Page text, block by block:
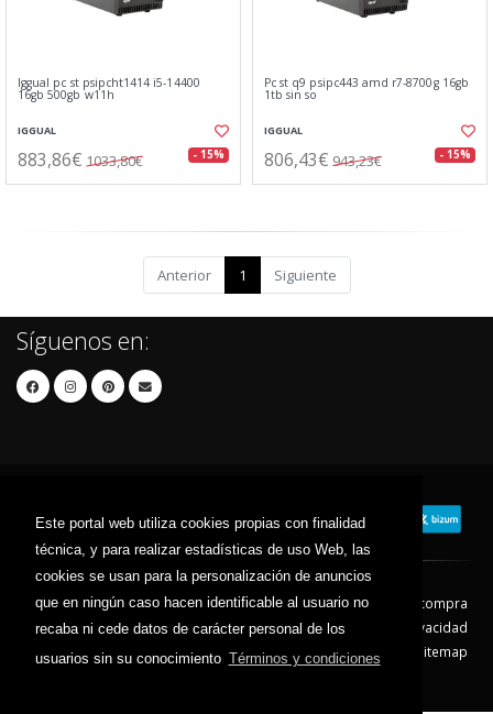
Este portal web utiliza cookies propias con finalidad
técnica, y para realizar estadísticas de uso Web, las
cookies se usan para la personalización de anuncios
que en ningún caso hacen identificable al usuario no
recaba ni cede datos de carácter personal de los
usuarios sin su conocimiento Términos y condiciones
Iggual pc st psipcht1414 i5-14400
16gb 500gb w11h
IGGUAL
883,86€ 1033,80€ - 15%
Pc st q9 psipc443 amd r7-8700g 16gb
1tb sin so
IGGUAL
806,43€ 943,23€ - 15%
Anterior 1 Siguiente
Síguenos en:
Contacto Aviso Legal
Condiciones de compra
Política de envíos
Política de devolución
Política de Privacidad
Política de Cookies
Sitemap